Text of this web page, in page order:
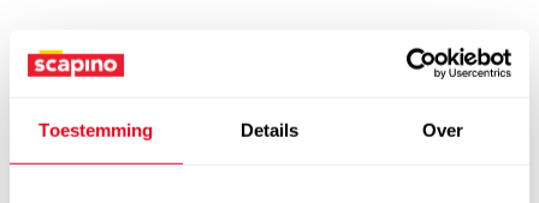
Toestemming Details Over